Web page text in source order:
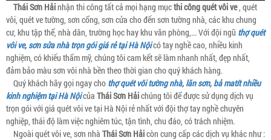
Thái Sơn Hảinhận thi công tất cả mọi hạng mụcthi công quét vôi ve, quét
vôi, quét ve tường, sơn cổng, sơn cửa cho đến sơn tường nhà, các khu chung
cư, khu tập thể, nhà dân, trường học hay khu văn phòng,... Với đội ngũ thợ quét
vôi ve, sơn sửa nhà trọn gói giá rẻ tại Hà Nộicó tay nghề cao, nhiều kinh
nghiệm, có khiếu thẩm mỹ, chúng tôi cam kết sẽ làm nhanh nhất, đẹp nhất,
đảm bảo màu sơn vôi nhà bền theo thời gian cho quý khách hàng.
Quý khách hãy gọi ngay cho thợ quét vôi tường nhà, lăn sơn, bả matít nhiều
kinh nghiệm tại Hà Nộicủa Thái Sơn Hảichúng tôi để được sử dụng dịch vụ
trọn gói với giá quét vôi ve tại Hà Nội rẻ nhất với đội thợ tay nghề chuyên
nghiệp, thái độ làm việc nghiêm túc, tận tình, chu đáo, có trách nhiệm.
Ngoài quét vôi ve, sơn nhà Thái Sơn Hảicòn cung cấp các dịch vụ khác như :